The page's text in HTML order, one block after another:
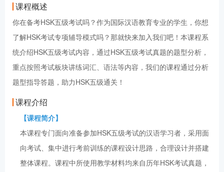
课程概述
你在备考HSK五级考试吗？作为国际汉语教育专业的学生，你想
了解HSK考试专项辅导模式吗？那就快来加入我们吧！本课程系
统介绍HSK五级考试内容，通过HSK五级考试真题的题型分析，
重点按照考试板块讲练词汇、语法等内容，我们的课程通过分析
题型指导答题，助力HSK五级通关！
课程介绍
【课程简介】
本课程专门面向准备参加HSK五级考试的汉语学习者，采用面
向考试、集中进行考前训练的课程设计思路，合理设计并搭建
整体课程。课程中所使用教学材料均来自历年HSK考试真题，